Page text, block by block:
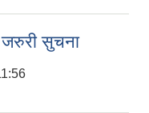
जरुरी सुचना